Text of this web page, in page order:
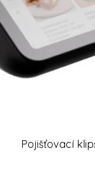
Pojišťovací